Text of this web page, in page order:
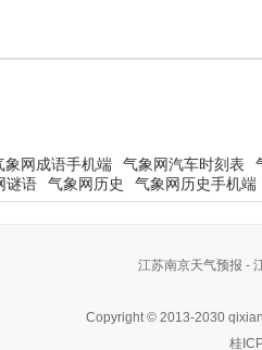
象网成语手机端 气象网汽车时刻表
谜语 气象网历史 气象网历史手机端
江苏南京天气预报 -
Copyright © 2013-2030
桂